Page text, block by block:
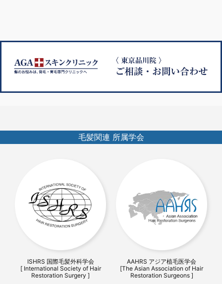
毛髪関連 所属学会
ISHRS 国際毛髪外科学会
[ International Society of Hair
Restoration Surgery ]
AAHRS アジア植毛医学会
[The Asian Association of Hair
Restoration Surgeons ]